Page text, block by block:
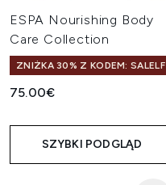
ESPA Nourishing Body
Care Collection
ZNIŻKA 30% Z KODEM: SALELF
75.00€
SZYBKI PODGLĄD